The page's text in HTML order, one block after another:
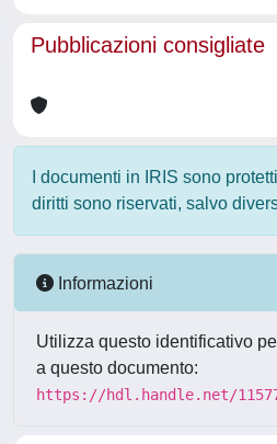
Pubblicazioni consigliate
I documenti in IRIS sono
diritti sono riservati, salvo
Informazioni
Utilizza questo identificativo
a questo documento:
https://hdl.handle.net/